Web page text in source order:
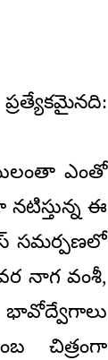
ఎంతో
నటిస్తున్న ఈ
సమర్పణలో
నాగ వంశీ,
భావోద్వేగాలు
చిత్రంగా